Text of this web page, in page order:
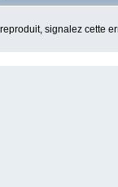
signalez cette